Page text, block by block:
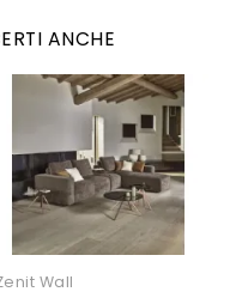
ANCHE
Wall